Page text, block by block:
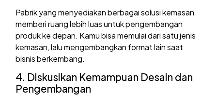
Pabrik yang menyediakan berbagai solusi kemasan
memberi ruang lebih luas untuk pengembangan
produk ke depan. Kamu bisa memulai dari satu jenis
kemasan, lalu mengembangkan format lain saat
bisnis berkembang.
4. Diskusikan Kemampuan Desain dan
Pengembangan